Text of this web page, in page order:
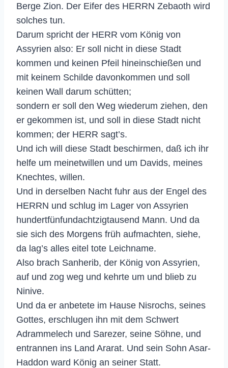
Berge Zion. Der Eifer des HERRN Zebaoth wird
solches tun.
Darum spricht der HERR vom König von
Assyrien also: Er soll nicht in diese Stadt
kommen und keinen Pfeil hineinschießen und
mit keinem Schilde davonkommen und soll
keinen Wall darum schütten;
sondern er soll den Weg wiederum ziehen, den
er gekommen ist, und soll in diese Stadt nicht
kommen; der HERR sagt’s.
Und ich will diese Stadt beschirmen, daß ich ihr
helfe um meinetwillen und um Davids, meines
Knechtes, willen.
Und in derselben Nacht fuhr aus der Engel des
HERRN und schlug im Lager von Assyrien
hundertfünfundachtzigtausend Mann. Und da
sie sich des Morgens früh aufmachten, siehe,
da lag’s alles eitel tote Leichname.
Also brach Sanherib, der König von Assyrien,
auf und zog weg und kehrte um und blieb zu
Ninive.
Und da er anbetete im Hause Nisrochs, seines
Gottes, erschlugen ihn mit dem Schwert
Adrammelech und Sarezer, seine Söhne, und
entrannen ins Land Ararat. Und sein Sohn Asar-
Haddon ward König an seiner Statt.